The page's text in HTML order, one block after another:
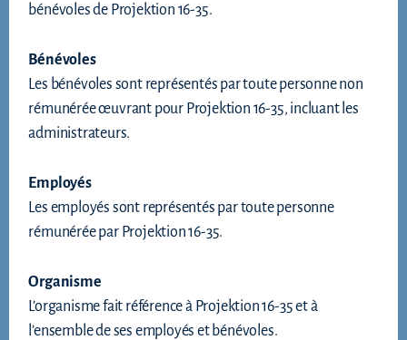
bénévoles de Projektion 16-35.
Bénévoles
Les bénévoles sont représentés par toute personne non
rémunérée œuvrant pour Projektion 16-35, incluant les
administrateurs.
Employés
Les employés sont représentés par toute personne
rémunérée par Projektion 16-35.
Organisme
L’organisme fait référence à Projektion 16-35 et à
l’ensemble de ses employés et bénévoles.